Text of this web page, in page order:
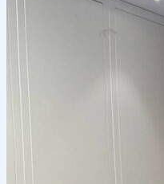
Ilmiy konferensiyalar